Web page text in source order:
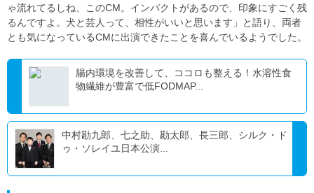
ゃ流れてるしね、このCM。インパクトがあるので、印象にすごく残
るんですよ。犬と芸人って、相性がいいと思います」と語り、両者
とも気になっているCMに出演できたことを喜んでいるようでした。
腸内環境を改善して、ココロも整える！水溶性食
物繊維が豊富で低FODMAP...
中村勘九郎、七之助、勘太郎、長三郎、シルク・ド
ゥ・ソレイユ日本公演...